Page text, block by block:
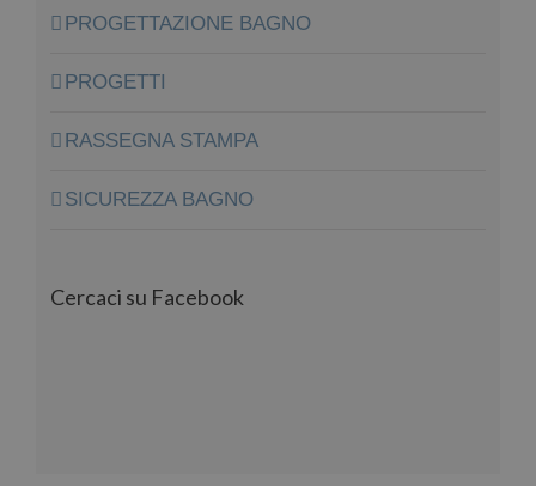
PROGETTAZIONE BAGNO
PROGETTI
RASSEGNA STAMPA
SICUREZZA BAGNO
Cercaci su Facebook
all’utilizzo dei cookie compresi quelli
informazioni